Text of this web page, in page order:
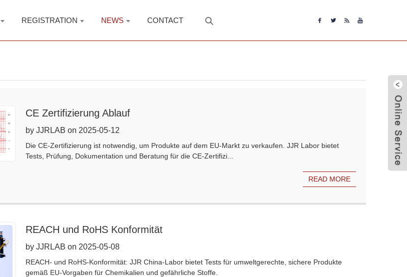
REGISTRATION NEWS CONTACT
CE Zertifizierung Ablauf
by JJRLAB on 2025-05-12
Die CE-Zertifizierung ist notwendig, um Produkte auf dem EU-Markt zu verkaufen. JJR Labor bietet
Tests, Prüfung, Dokumentation und Beratung für die CE-Zertifizi...
READ MORE
REACH und RoHS Konformität
by JJRLAB on 2025-05-08
REACH- und RoHS-Konformität: JJR China-Labor bietet Tests für umweltgerechte, sichere Produkte
gemäß EU-Vorgaben für Chemikalien und gefährliche Stoffe.